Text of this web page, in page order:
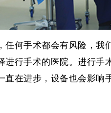
任何手术都会有风险，
进行手术的医院。进行
直在进步，设备也会影